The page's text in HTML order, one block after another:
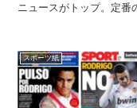
ニュースがトップ。定番
スポーツ紙